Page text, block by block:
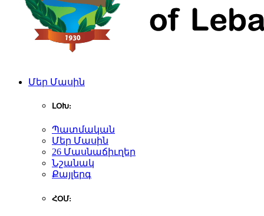
Մեր Մասին
ԼՕԽ:
Պատմական
Մեր Մասին
26 Մասնաճիւղեր
Նշանակ
Քայլերգ
ՀՕՄ: